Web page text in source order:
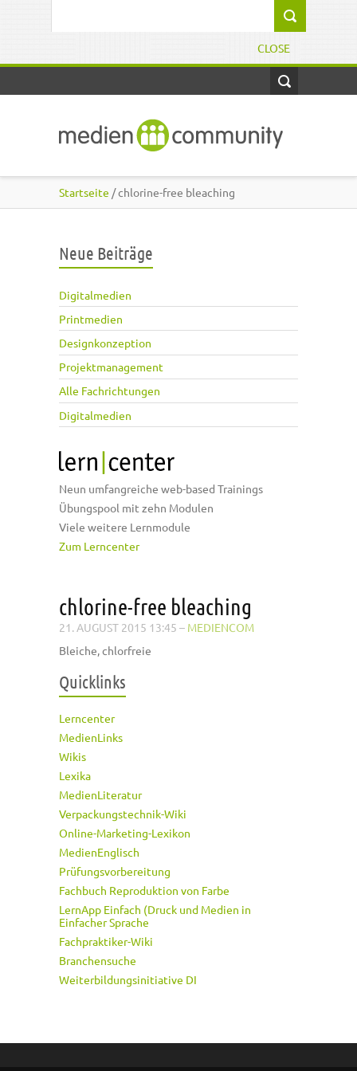
CLOSE
Startseite / chlorine-free bleaching
Neue Beiträge
Digitalmedien
Printmedien
Designkonzeption
Projektmanagement
Alle Fachrichtungen
Digitalmedien
Neun umfangreiche web-based Trainings
Übungspool mit zehn Modulen
Viele weitere Lernmodule
Zum Lerncenter
chlorine-free bleaching
21. AUGUST 2015 13:45 – MEDIENCOM
Bleiche, chlorfreie
Quicklinks
Lerncenter
MedienLinks
Wikis
Lexika
MedienLiteratur
Verpackungstechnik-Wiki
Online-Marketing-Lexikon
MedienEnglisch
Prüfungsvorbereitung
Fachbuch Reproduktion von Farbe
LernApp Einfach (Druck und Medien in
Einfacher Sprache
Fachpraktiker-Wiki
Branchensuche
Weiterbildungsinitiative DI